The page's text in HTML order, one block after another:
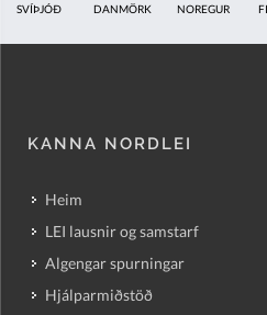
ÍSLAND HOLLAND BRETLAND
KANNA NORDLEI
Heim
LEI lausnir og samstarf
Algengar spurningar
Hjálparmiðstöð